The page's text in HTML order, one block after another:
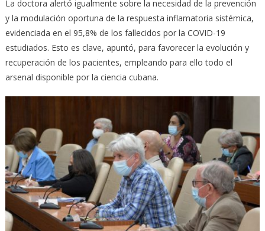
La doctora alertó igualmente sobre la necesidad de la prevención
y la modulación oportuna de la respuesta inflamatoria sistémica,
evidenciada en el 95,8% de los fallecidos por la COVID-19
estudiados. Esto es clave, apuntó, para favorecer la evolución y
recuperación de los pacientes, empleando para ello todo el
arsenal disponible por la ciencia cubana.